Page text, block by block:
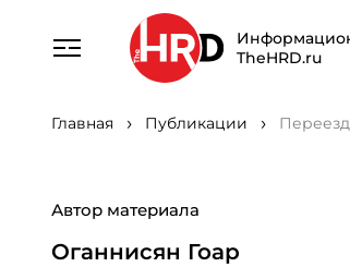
TheHRD.ru
Главная Публикации Переезд
Автор материала
Оганнисян Гоар